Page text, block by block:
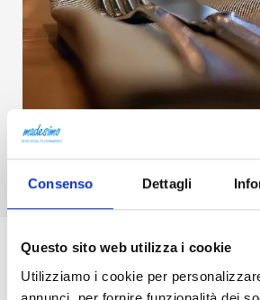
Consenso Dettagli
Questo sito web utilizza i cookie
Utilizziamo i cookie per
Ristoranti a
scopri
Lo sport in